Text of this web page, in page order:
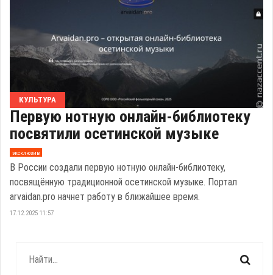
КУЛЬТУРА
Первую нотную онлайн-библиотеку
посвятили осетинской музыке
эксклюзив
В России создали первую нотную онлайн-библиотеку,
посвящённую традиционной осетинской музыке. Портал
arvaidan.pro начнет работу в ближайшее время.
17.12.2025 11:57